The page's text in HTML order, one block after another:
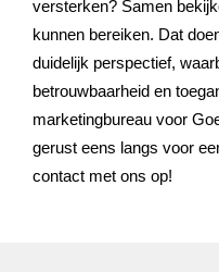
versterken? Samen
kunnen bereiken. Dat
duidelijk perspectief,
betrouwbaarheid en
marketingbureau voor
gerust eens langs voor
contact met ons op!